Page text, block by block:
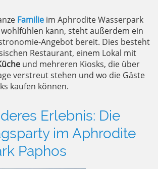
Familie im Aphrodite Wasserpark
kann, steht außerdem ein
Angebot bereit. Dies besteht
Restaurant, einem Lokal mit
und mehreren Kiosks, die über
verstreut stehen und wo die Gäste
kaufen können.
Erlebnis: Die
im Aphrodite
Paphos